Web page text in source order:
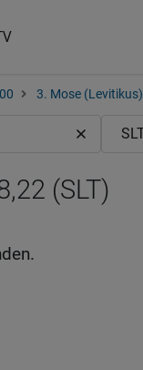
3. Mose (Levitikus)
(SLT)